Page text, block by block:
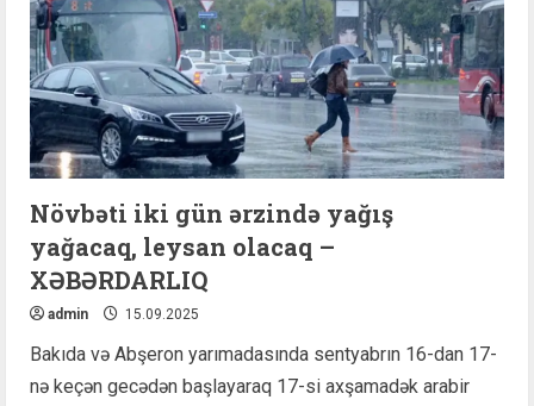
Növbəti iki gün ərzində yağış
yağacaq, leysan olacaq –
XƏBƏRDARLIQ
admin 15.09.2025
Bakıda və Abşeron yarımadasında sentyabrın 16-dan 17-
nə keçən gecədən başlayaraq 17-si axşamadək arabir